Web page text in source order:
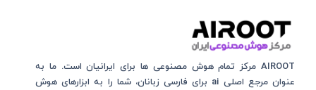
AIROOT مرکز تمام هوش مصنوعی‌‌‌ ها برای ایرانیان است. ما به
عنوان مرجع اصلی ai برای فارسی زبانان، شما را به ابزارهای هوش